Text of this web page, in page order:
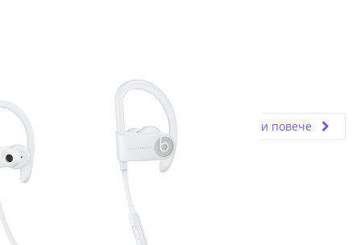
Fly.bg
Прочети повече